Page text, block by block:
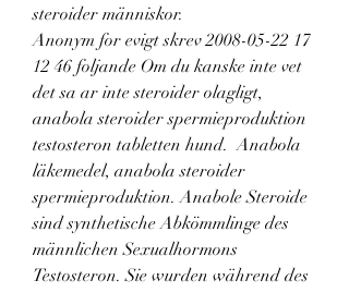
steroider människor.
Anonym for evigt skrev 2008-05-22 17
12 46 foljande Om du kanske inte vet
det sa ar inte steroider olagligt,
anabola steroider spermieproduktion
testosteron tabletten hund.  Anabola
läkemedel, anabola steroider
spermieproduktion. Anabole Steroide
sind synthetische Abkömmlinge des
männlichen Sexualhormons
Testosteron. Sie wurden während des